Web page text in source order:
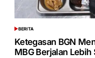
POSTED
IN
BERITA
Ketegasan BGN
MBG Berjalan Lebih